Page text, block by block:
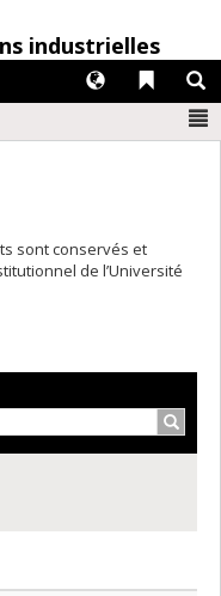
industrielles
Liens
Langues
sont conservés et
de l’Université
décroissant